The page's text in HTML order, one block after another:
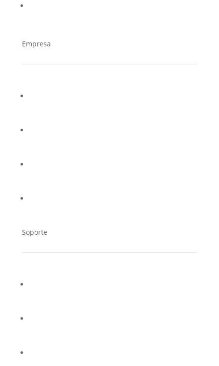
Empresa
Soporte